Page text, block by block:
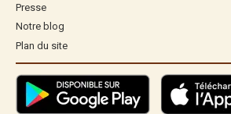
Presse
Notre blog
Plan du site